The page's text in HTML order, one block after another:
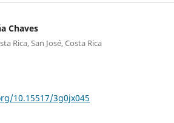
Chaves
Rica, San José, Costa Rica
10.15517/3g0jx045